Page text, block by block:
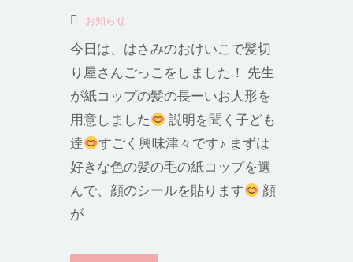
お知らせ
今日は、はさみのおけいこで髪切
り屋さんごっこをしました！ 先生
が紙コップの髪の長ーいお人形を
用意しました
説明を聞く子ども
達
すごく興味津々です♪ まずは
好きな色の髪の毛の紙コップを選
んで、顔のシールを貼ります
顔
が